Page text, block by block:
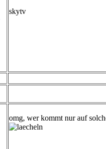
skytv
omg, wer kommt nur auf